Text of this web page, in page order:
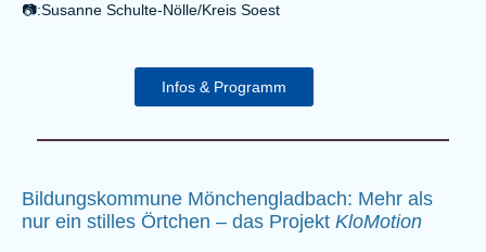
📷:Susanne Schulte-Nölle/Kreis Soest
Infos & Programm
Bildungskommune Mönchengladbach: Mehr als
nur ein stilles Örtchen – das Projekt KloMotion